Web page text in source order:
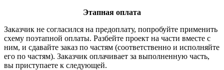
Этапная оплата
Заказчик не согласился на предоплату, попробуйте применить
схему поэтапной оплаты. Разбейте проект на части вместе с
ним, и сдавайте заказ по частям (соответственно и исполняйте
его по частям). Заказчик оплачивает за выполненную часть,
вы приступаете к следующей.